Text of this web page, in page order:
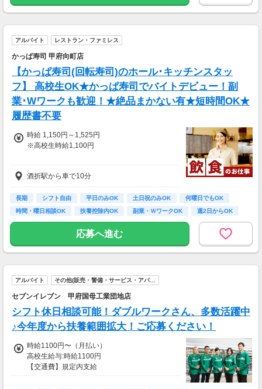
アルバイト レストラン・ファミレス
かっぱ寿司 甲府向町店
【かっぱ寿司(回転寿司)のホール･キッチンスタッ
フ】 高校生OK★かっぱ寿司でバイトデビュー！副
業･Wワークも歓迎！★絶品まかない有★短時間OK★
履歴書不要
時給 1,150円～1,525円
※高校生時給1,100円
土日祝は時給70円UP！
22時以降は時給さらにUP！※18歳以上の方の
み
★平日時給1,438円/土日祝時給1,525円
酒折駅から車で10分
長期 シフト自由 平日のみOK 土日祝のみOK
何曜日でもOK
時間・曜日相談OK
扶養控除内OK 副業・ＷワークOK 週2日からOK
応募へ進む
アルバイト その他(販売・警備・サービス・アパ…
セブンイレブン 甲府国母工業団地店
シフト休日相談可能！ダブルワークさん、多数活躍中
♪今年度から扶養範囲拡大！ご応募ください！
時給1100円〜（月払い）
高校生給与:時給1100円
【交通費】規定内支給
(1)研修期間：90日／時給1170円※高校生時給1